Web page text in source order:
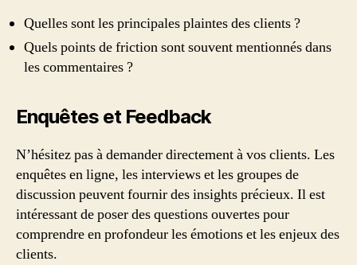
Quelles sont les principales plaintes des clients ?
Quels points de friction sont souvent mentionnés dans
les commentaires ?
Enquêtes et Feedback
N’hésitez pas à demander directement à vos clients. Les
enquêtes en ligne, les interviews et les groupes de
discussion peuvent fournir des insights précieux. Il est
intéressant de poser des questions ouvertes pour
comprendre en profondeur les émotions et les enjeux des
clients.